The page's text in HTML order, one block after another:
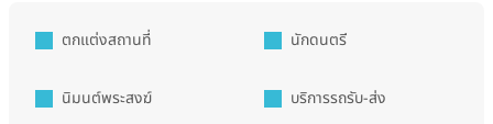
ตกแต่งสถานที่ นักดนตรี
นิมนต์พระสงฆ์ บริการรถรับ-ส่ง